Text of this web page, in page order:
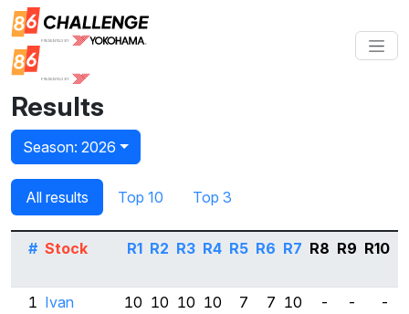
Results
Season: 2026
All results Top 10 Top 3
# Stock R1 R2 R3 R4 R5 R6 R7 R8 R9 R10
1 Ivan
10 10 10 10 7 7 10 - - -